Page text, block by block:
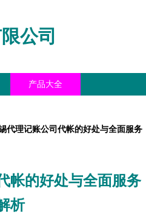
公司
产品大全
代理记账公司代帐的好处与全面服务
帐的好处与全面服务
析